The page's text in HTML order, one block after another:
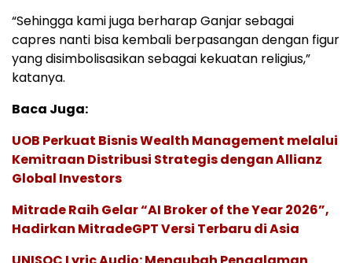
“Sehingga kami juga berharap Ganjar sebagai
capres nanti bisa kembali berpasangan dengan figur
yang disimbolisasikan sebagai kekuatan religius,”
katanya.
Baca Juga:
UOB Perkuat Bisnis Wealth Management melalui
Kemitraan Distribusi Strategis dengan Allianz
Global Investors
Mitrade Raih Gelar “AI Broker of the Year 2026”,
Hadirkan MitradeGPT Versi Terbaru di Asia